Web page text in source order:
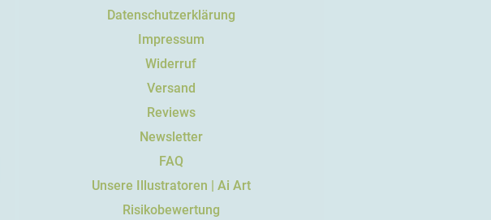
Datenschutzerklärung
Impressum
Widerruf
Versand
Reviews
Newsletter
FAQ
Unsere Illustratoren | Ai Art
Risikobewertung